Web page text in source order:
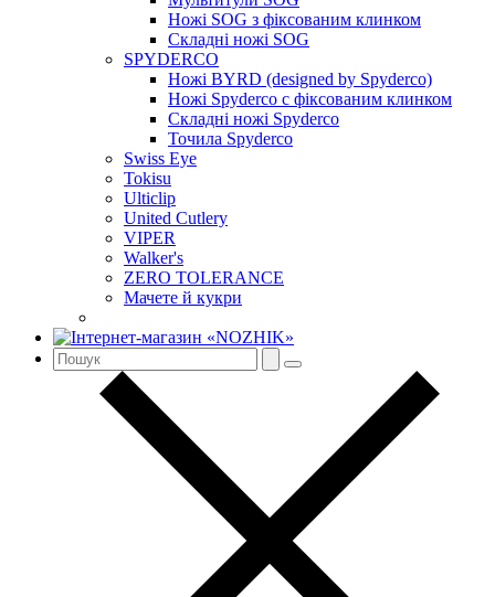
Ножі SOG з фіксованим клинком
Складні ножі SOG
SPYDERCO
Ножі BYRD (designed by Spyderco)
Ножі Spyderco c фіксованим клинком
Складні ножі Spyderco
Точила Spyderco
Swiss Eye
Tokisu
Ulticlip
United Cutlery
VIPER
Walker's
ZERO TOLERANCE
Мачете й кукри